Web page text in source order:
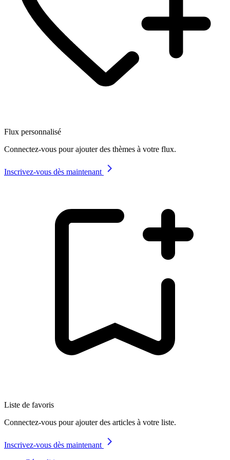
Flux personnalisé
Connectez-vous pour ajouter des thèmes à votre flux.
Inscrivez-vous dès maintenant
Liste de favoris
Connectez-vous pour ajouter des articles à votre liste.
Inscrivez-vous dès maintenant